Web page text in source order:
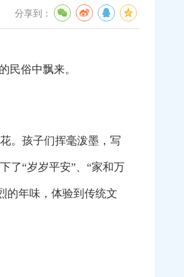
分享到：
民俗中飘来。
。孩子们挥毫泼墨，写
了“岁岁平安”、“家和万
的年味，体验到传统文